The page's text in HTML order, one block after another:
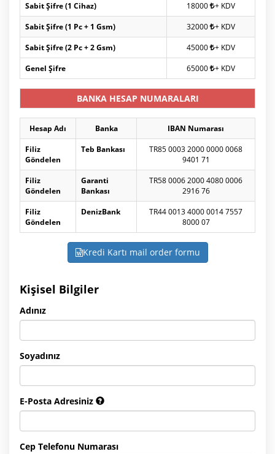
Sabit Şifre (1 Cihaz)
18000 + KDV
Sabit Şifre (1 Pc + 1 Gsm)
32000 + KDV
Sabit Şifre (2 Pc + 2 Gsm)
45000 + KDV
Genel Şifre
65000 + KDV
BANKA HESAP NUMARALARI
Hesap Adı Banka
IBAN Numarası
Filiz
Göndelen
Teb Bankası
TR85 0003 2000 0000 0068
9401 71
Filiz
Göndelen
Garanti
Bankası
TR58 0006 2000 4080 0006
2916 76
Filiz
Göndelen
DenizBank
TR44 0013 4000 0014 7557
8000 07
Kredi Kartı mail order formu
Kişisel Bilgiler
Adınız
Soyadınız
E-Posta Adresiniz
Cep Telefonu Numarası